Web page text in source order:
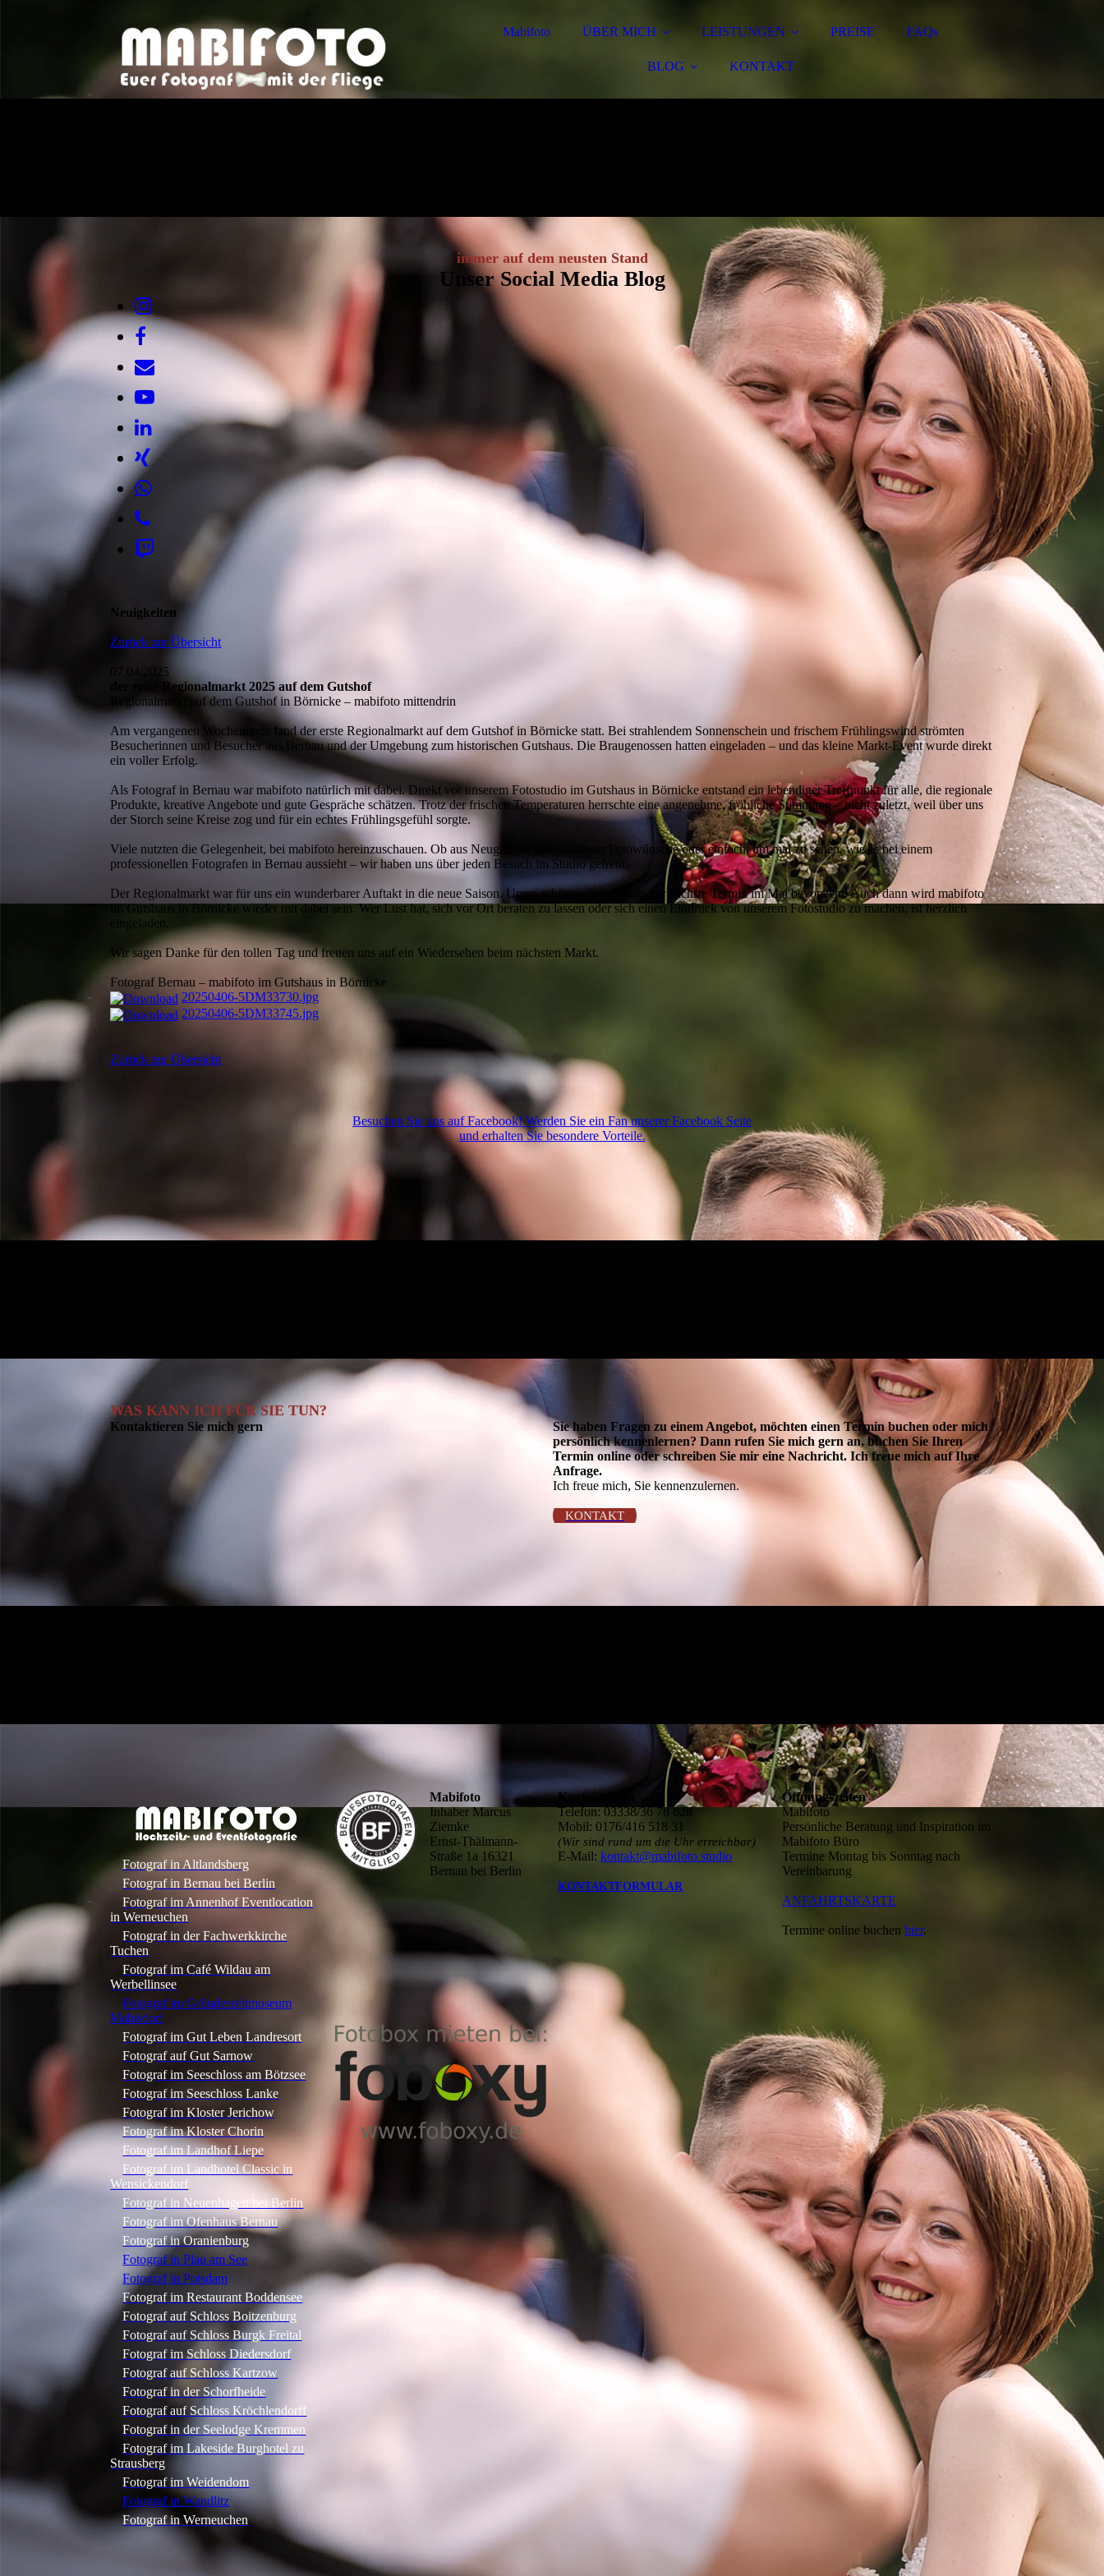
Mabifoto ÜBER MICH LEISTUNGEN PREISE FAQs
BLOG KONTAKT
immer auf dem neusten Stand
Unser Social Media Blog
Neuigkeiten
Zurück zur Übersicht
07.04.2025
der erste Regionalmarkt 2025 auf dem Gutshof
Regionalmarkt auf dem Gutshof in Börnicke – mabifoto mittendrin
Am vergangenen Wochenende fand der erste Regionalmarkt auf dem Gutshof in Börnicke statt. Bei strahlendem Sonnenschein und frischem Frühlingswind strömten
Besucherinnen und Besucher aus Bernau und der Umgebung zum historischen Gutshaus. Die Braugenossen hatten eingeladen – und das kleine Markt-Event wurde direkt
ein voller Erfolg.
Als Fotograf in Bernau war mabifoto natürlich mit dabei. Direkt vor unserem Fotostudio im Gutshaus in Börnicke entstand ein lebendiger Treffpunkt für alle, die regionale
Produkte, kreative Angebote und gute Gespräche schätzen. Trotz der frischen Temperaturen herrschte eine angenehme, fröhliche Stimmung – nicht zuletzt, weil über uns
der Storch seine Kreise zog und für ein echtes Frühlingsgefühl sorgte.
Viele nutzten die Gelegenheit, bei mabifoto hereinzuschauen. Ob aus Neugier, wegen konkreter Fotowünsche oder einfach, um mal zu sehen, wie es bei einem
professionellen Fotografen in Bernau aussieht – wir haben uns über jeden Besuch im Studio gefreut.
Der Regionalmarkt war für uns ein wunderbarer Auftakt in die neue Saison. Umso schöner, dass bereits der nächste Termin im Mai bevorsteht. Auch dann wird mabifoto
im Gutshaus in Börnicke wieder mit dabei sein. Wer Lust hat, sich vor Ort beraten zu lassen oder sich einen Eindruck von unserem Fotostudio zu machen, ist herzlich
eingeladen.
Wir sagen Danke für den tollen Tag und freuen uns auf ein Wiedersehen beim nächsten Markt.
Fotograf Bernau – mabifoto im Gutshaus in Börnicke
20250406-5DM33730.jpg
20250406-5DM33745.jpg
Zurück zur Übersicht
Besuchen Sie uns auf Facebook! Werden Sie ein Fan unserer Facebook Seite
und erhalten Sie besondere Vorteile.
WAS KANN ICH FÜR SIE TUN?
Kontaktieren Sie mich gern
Sie haben Fragen zu einem Angebot, möchten einen Termin buchen oder mich
persönlich kennenlernen? Dann rufen Sie mich gern an, buchen Sie Ihren
Termin online oder schreiben Sie mir eine Nachricht. Ich freue mich auf Ihre
Anfrage.
Ich freue mich, Sie kennenzulernen.
KONTAKT
Fotograf in Altlandsberg
Fotograf in Bernau bei Berlin
Fotograf im Annenhof Eventlocation
in Werneuchen
Fotograf in der Fachwerkkirche
Tuchen
Fotograf im Café Wildau am
Werbellinsee
Fotograf im Gründerzeitmuseum
Mahlsdorf
Fotograf im Gut Leben Landresort
Fotograf auf Gut Sarnow
Fotograf im Seeschloss am Bötzsee
Fotograf im Seeschloss Lanke
Fotograf im Kloster Jerichow
Fotograf im Kloster Chorin
Fotograf im Landhof Liepe
Fotograf im Landhotel Classic in
Wensickendorf
Fotograf in Neuenhagen bei Berlin
Fotograf im Ofenhaus Bernau
Fotograf in Oranienburg
Fotograf in Plau am See
Fotograf in Potsdam
Fotograf im Restaurant Boddensee
Fotograf auf Schloss Boitzenburg
Fotograf auf Schloss Burgk Freital
Fotograf im Schloss Diedersdorf
Fotograf auf Schloss Kartzow
Fotograf in der Schorfheide
Fotograf auf Schloss Kröchlendorff
Fotograf in der Seelodge Kremmen
Fotograf im Lakeside Burghotel zu
Strausberg
Fotograf im Weidendom
Fotograf in Wandlitz
Fotograf in Werneuchen
Mabifoto
Inhaber Marcus
Ziemke
Ernst-Thälmann-
Straße 1a 16321
Bernau bei Berlin
Kontaktdaten
Telefon: 03338/36 78 628
Mobil: 0176/416 518 31
(Wir sind rund um die Uhr erreichbar)
E-Mail:kontakt@mabifoto.studio
KONTAKTFORMULAR
Öffnungszeiten
Mabifoto
Persönliche Beratung und Inspiration im
Mabifoto Büro
Termine Montag bis Sonntag nach
Vereinbarung
ANFAHRTSKARTE
Termine online buchenhier.